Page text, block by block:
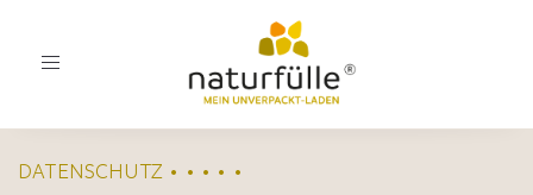
Toggle
DATENSCHUTZ • • • • •